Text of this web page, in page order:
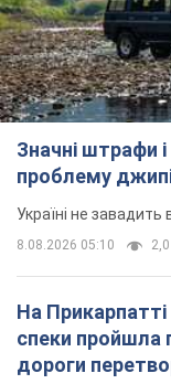
Значні штрафи і
проблему
Україні не завадить
8.08.2026 05:10 2,0
На
спеки пройшла
дороги